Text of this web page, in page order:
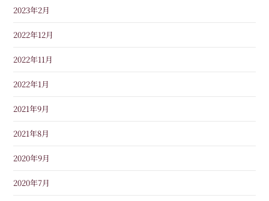
2023年2月
2022年12月
2022年11月
2022年1月
2021年9月
2021年8月
2020年9月
2020年7月